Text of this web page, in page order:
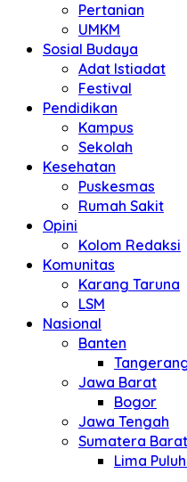
Pertanian
UMKM
Sosial Budaya
Adat Istiadat
Festival
Pendidikan
Kampus
Sekolah
Kesehatan
Puskesmas
Rumah Sakit
Opini
Kolom Redaksi
Komunitas
Karang Taruna
LSM
Nasional
Banten
Jawa Barat
Bogor
Jawa Tengah
Sumatera Barat
Lima